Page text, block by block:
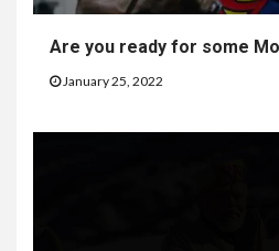
Are you ready for some
January 25, 2022